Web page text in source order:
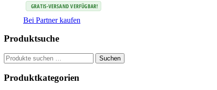
GRATIS-VERSAND VERFÜGBAR!
Bei Partner kaufen
Produktsuche
Suchen
nach:
Suchen
Produktkategorien